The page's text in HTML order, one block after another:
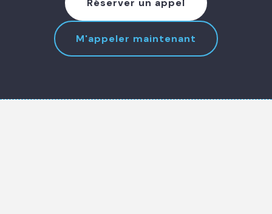
Réserver un appel
M'appeler maintenant